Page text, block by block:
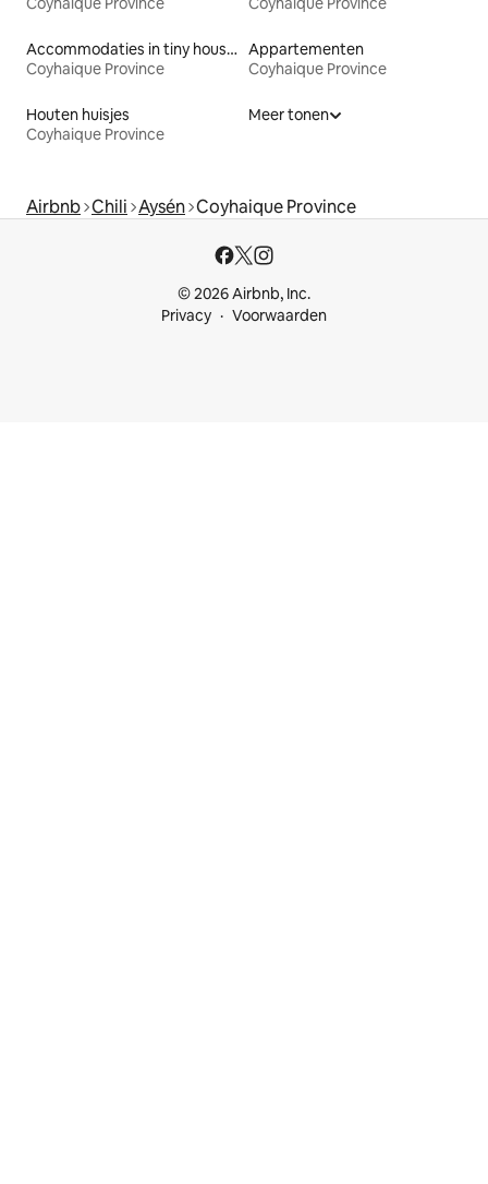
Accommodaties in tiny houses
Coyhaique Province
Appartementen
Coyhaique Province
Houten huisjes
Coyhaique Province
Meer tonen
Airbnb Chili Aysén Coyhaique Province
© 2026 Airbnb, Inc.
Privacy
Voorwaarden